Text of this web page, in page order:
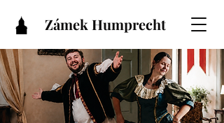
Zámek Humprecht